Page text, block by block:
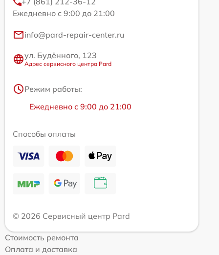
Ежедневно с 9:00 до 21:00
info@pard-repair-center.ru
ул. Будённого, 123
Адрес сервисного центра Pard
Режим работы:
Ежедневно с 9:00 до 21:00
Способы оплаты
© 2026 Сервисный центр Pard
Стоимость ремонта
Оплата и доставка